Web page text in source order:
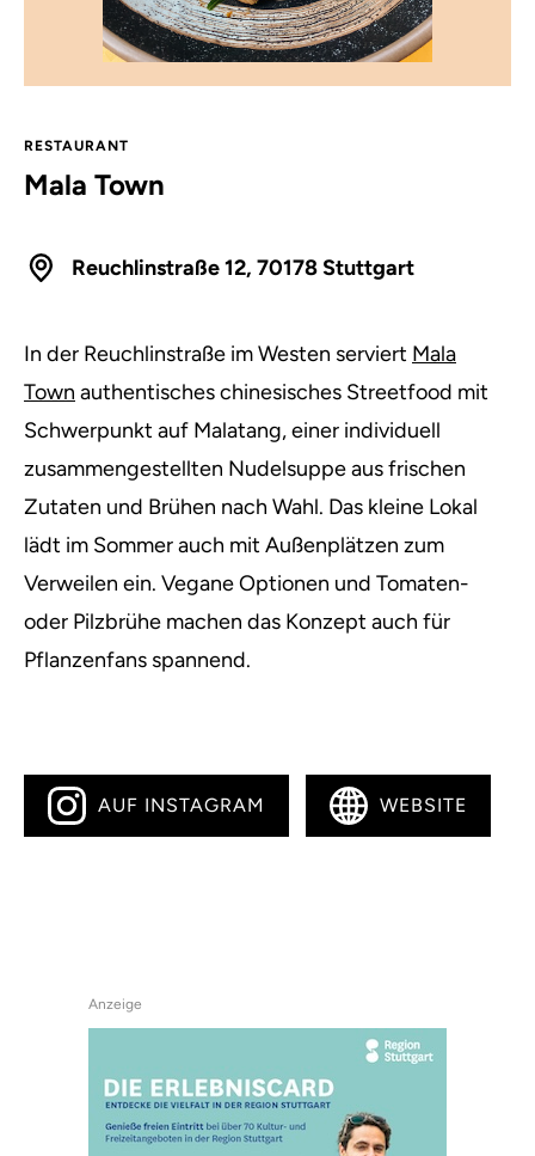
RESTAURANT
Mala Town
Reuchlinstraße 12, 70178 Stuttgart
In der Reuchlinstraße im Westen serviert Mala
Town authentisches chinesisches Streetfood mit
Schwerpunkt auf Malatang, einer individuell
zusammengestellten Nudelsuppe aus frischen
Zutaten und Brühen nach Wahl. Das kleine Lokal
lädt im Sommer auch mit Außenplätzen zum
Verweilen ein. Vegane Optionen und Tomaten-
oder Pilzbrühe machen das Konzept auch für
Pflanzenfans spannend.
AUF INSTAGRAM WEBSITE
Anzeige